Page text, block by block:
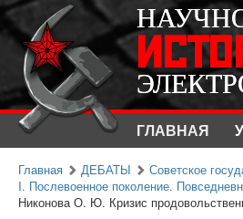
ГЛАВНАЯ
Главная ДЕБАТЫ
Советское
I. Послевоенное поколение.
Никонова О. Ю. Кризис